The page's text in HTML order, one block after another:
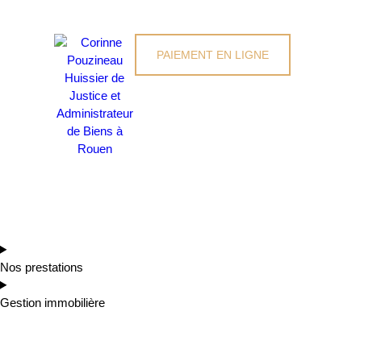
PAIEMENT EN LIGNE
Nos prestations
Gestion immobilière